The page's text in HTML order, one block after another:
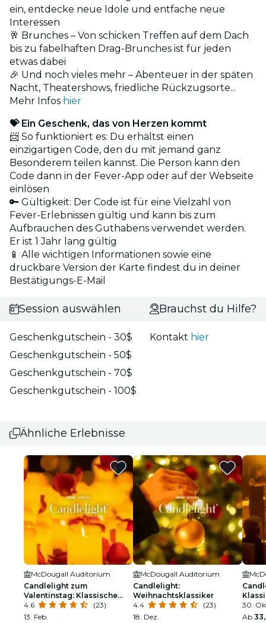
ein, entdecke neue Idole und entfache neue
Interessen
🥂 Brunches – Von schicken Treffen auf dem Dach
bis zu fabelhaften Drag-Brunches ist für jeden
etwas dabei
🎉 Und noch vieles mehr – Abenteuer in der späten
Nacht, Theatershows, friedliche Rückzugsorte...
Mehr Infos hier
💝 Ein Geschenk, das von Herzen kommt
📨 So funktioniert es: Du erhältst einen
einzigartigen Code, den du mit jemand ganz
Besonderem teilen kannst. Die Person kann den
Code dann in der Fever-App oder auf der Webseite
einlösen
🔑 Gültigkeit: Der Code ist für eine Vielzahl von
Fever-Erlebnissen gültig und kann bis zum
Aufbrauchen des Guthabens verwendet werden.
Er ist 1 Jahr lang gültig
📱 Alle wichtigen Informationen sowie eine
druckbare Version der Karte findest du in deiner
Bestätigungs-E-Mail
Session auswählen
Geschenkgutschein - 30$
Geschenkgutschein - 50$
Geschenkgutschein - 70$
Geschenkgutschein - 100$
Brauchst du Hilfe?
Kontakt hier
Ähnliche Erlebnisse
McDougall Auditorium
Candlelight zum
Valentinstag: Klassische
Romanze
4.6
(23)
13. Feb.
McDougall Auditorium
Candlelight:
Weihnachtsklassiker
4.4
(23)
18. Dez.
30.
Ab